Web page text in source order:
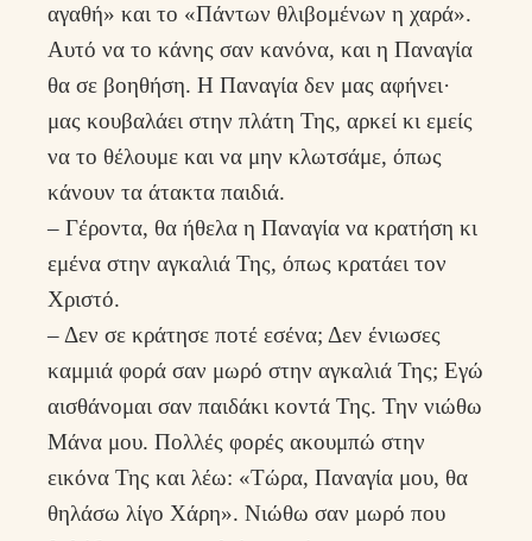
αγαθή» και το «Πάντων θλιβομένων η χαρά».
Αυτό να το κάνης σαν κανόνα, και η Παναγία
θα σε βοηθήση. Η Παναγία δεν μας αφήνει·
μας κουβαλάει στην πλάτη Της, αρκεί κι εμείς
να το θέλουμε και να μην κλωτσάμε, όπως
κάνουν τα άτακτα παιδιά.
– Γέροντα, θα ήθελα η Παναγία να κρατήση κι
εμένα στην αγκαλιά Της, όπως κρατάει τον
Χριστό.
– Δεν σε κράτησε ποτέ εσένα; Δεν ένιωσες
καμμιά φορά σαν μωρό στην αγκαλιά Της; Εγώ
αισθάνομαι σαν παιδάκι κοντά Της. Την νιώθω
Μάνα μου. Πολλές φορές ακουμπώ στην
εικόνα Της και λέω: «Τώρα, Παναγία μου, θα
θηλάσω λίγο Χάρη». Νιώθω σαν μωρό που